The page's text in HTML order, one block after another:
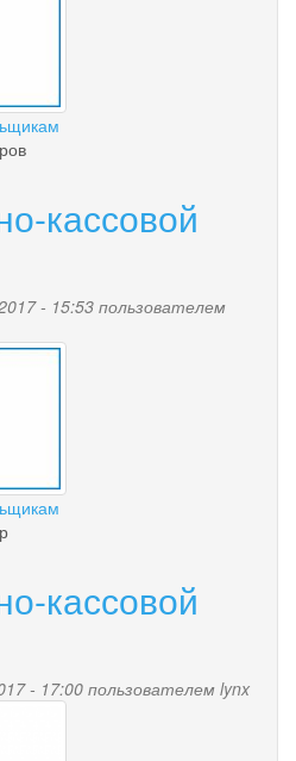
кассовой
- 15:53 пользователем
кассовой
- 17:00 пользователем lynx